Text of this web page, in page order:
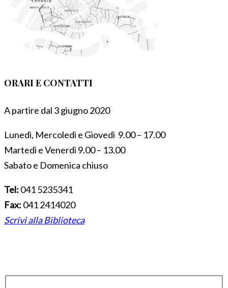
ORARI E CONTATTI
A partire dal 3 giugno 2020
Lunedì, Mercoledì e Giovedì 9.00 – 17.00
Martedì e Venerdì 9.00 – 13.00
Sabato e Domenica chiuso
Tel: 041 5235341
Fax: 041 2414020
Scrivi alla Biblioteca